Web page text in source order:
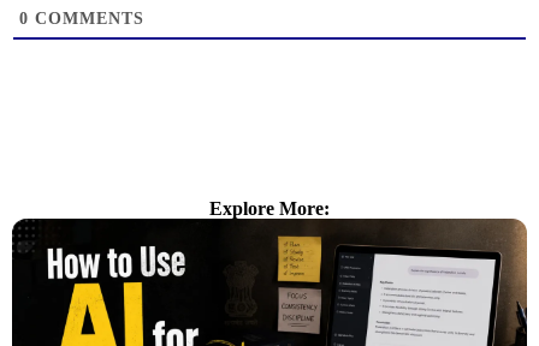
0 COMMENTS
Explore More: